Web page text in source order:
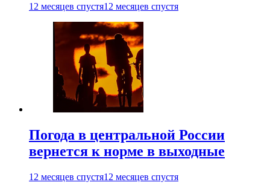
12 месяцев спустя12 месяцев спустя
Погода в центральной России
вернется к норме в выходные
12 месяцев спустя12 месяцев спустя